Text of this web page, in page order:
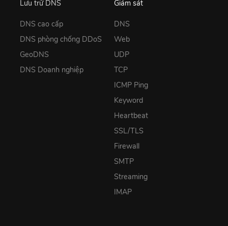
Lưu trữ DNS
DNS cao cấp
DNS phòng chống DDoS
GeoDNS
DNS Doanh nghiệp
Giám sát
DNS
Web
UDP
TCP
ICMP Ping
Keyword
Heartbeat
SSL/TLS
Firewall
SMTP
Streaming
IMAP